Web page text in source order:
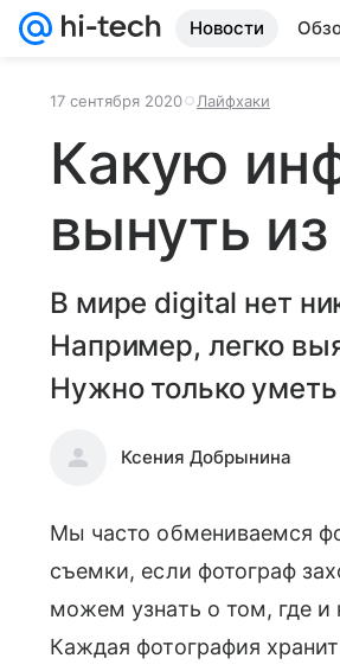
Новости
17 сентября 2020 Лайфхаки
Какую
вынуть
В мире digital нет
Например, легко
Нужно только
Ксения Добрынина
Мы часто обмениваемся
съемки, если фотограф
можем узнать о том, где и
Каждая фотография